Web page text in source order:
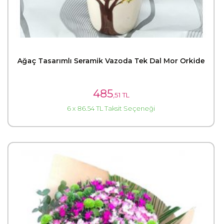
Ağaç Tasarımlı Seramik Vazoda Tek Dal Mor Orkide
485,51 TL
6 x 86.54 TL Taksit Seçeneği